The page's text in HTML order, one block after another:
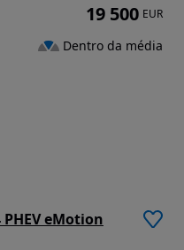
eMotion
19 500 EUR
Dentro da média